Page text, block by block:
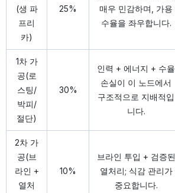
(생 파
프리
카)
25%
매우 민감하며, 가용
수율을 좌우합니다.
1차 가
공(로
스팅/
박피/
절단)
30%
인력 + 에너지 + 수율
손실이 이 노드에서
구조적으로 지배적입
니다.
2차 가
공(브
라인 +
열처
10%
브라인 투입 + 검증된
열처리; 식감 관리가
중요합니다.